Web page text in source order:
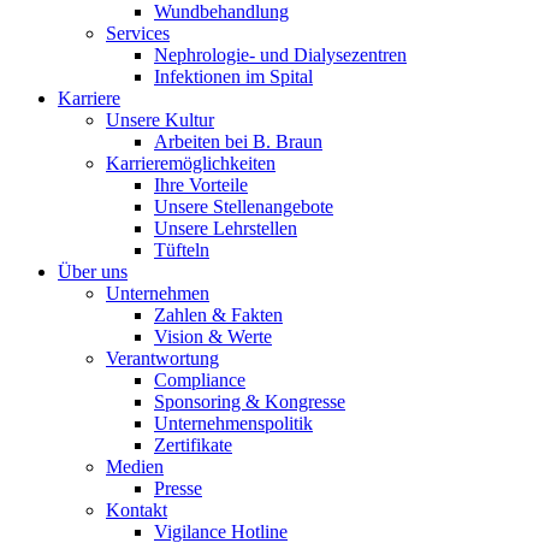
Wundbehandlung
Services
Nephrologie- und Dialysezentren
Infektionen im Spital
Karriere
Unsere Kultur
Arbeiten bei B. Braun
Karrieremöglichkeiten
Ihre Vorteile
Unsere Stellenangebote
Unsere Lehrstellen
Tüfteln
Über uns
Unternehmen
Zahlen & Fakten
Vision & Werte
Verantwortung
Compliance
Sponsoring & Kongresse
Unternehmenspolitik
Zertifikate
Medien
Presse
Kontakt
Vigilance Hotline